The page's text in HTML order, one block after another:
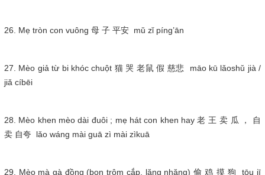
26. Mẹ tròn con vuông 母 子 平安 mǔ zǐ píng’ān
27. Mèo giả từ bi khóc chuột 猫 哭 老鼠 假 慈悲 māo kū lǎoshǔ jià /
jiǎ cíbēi
28. Mèo khen mèo dài đuôi ; mẹ hát con khen hay 老 王 卖 瓜 ， 自
卖 自夸 lǎo wáng mài guā zì mài zìkuā
29. Mèo mà gà đồng (bọn trộm cắp, lăng nhăng) 偷 鸡 摸 狗 tōu jī